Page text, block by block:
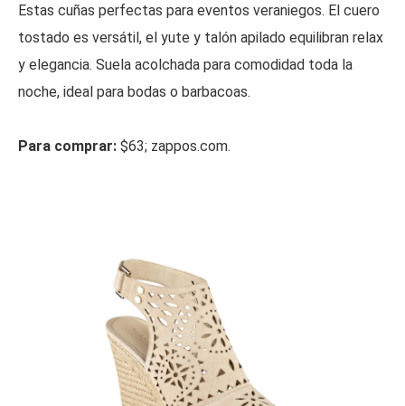
Estas cuñas perfectas para eventos veraniegos. El cuero
tostado es versátil, el yute y talón apilado equilibran relax
y elegancia. Suela acolchada para comodidad toda la
noche, ideal para bodas o barbacoas.
Para comprar: $63; zappos.com.